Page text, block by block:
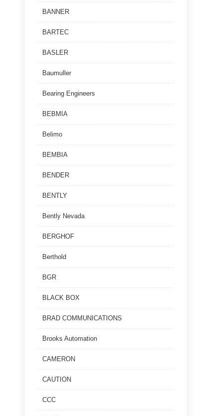
BANNER
BARTEC
BASLER
Baumuller
Bearing Engineers
BEBMIA
Belimo
BEMBIA
BENDER
BENTLY
Bently Nevada
BERGHOF
Berthold
BGR
BLACK BOX
BRAD COMMUNICATIONS
Brooks Automation
CAMERON
CAUTION
CCC